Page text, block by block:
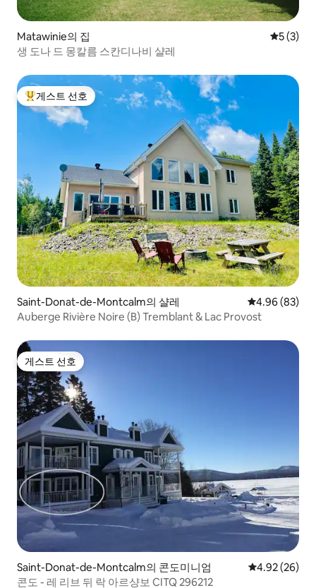
Matawinie의 집 평점 5점
5 (3)
생 도나 드 몽칼름 스칸디나비 샬레
상위 게스트 선호
게스트 선호
Saint-Donat-de-Montcalm의 샬레 평점 4.96점(5
4.96 (83)
Auberge Rivière Noire (B) Tremblant & Lac Provost
게스트 선호
게스트 선호
Saint-Donat-de-Montcalm의 콘도미니엄 평점 4.92점(5
4.92 (26)
콘도 - 레 리브 뒤 락 아르샹보 CITQ 296212